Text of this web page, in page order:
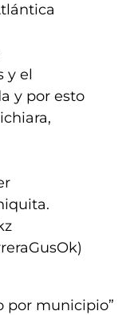
y el
y por esto
,
por municipio”